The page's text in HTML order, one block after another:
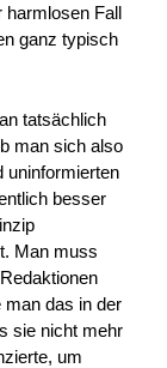
Fall
ganz typisch
tatsächlich
man sich also
uninformierten
besser
Man muss
man das in der
sie nicht mehr
um